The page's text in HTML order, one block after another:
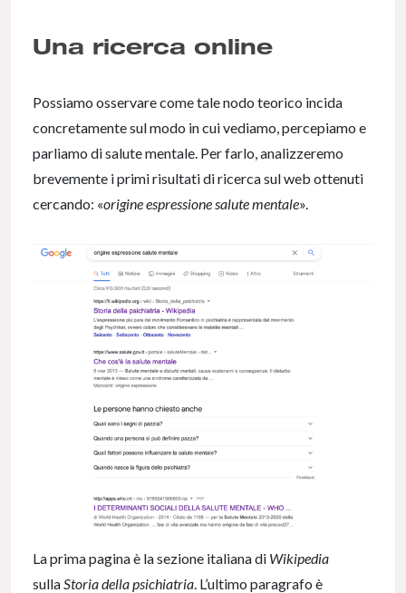
Una ricerca online
Possiamo osservare come tale nodo teorico incida
concretamente sul modo in cui vediamo, percepiamo e
parliamo di salute mentale. Per farlo, analizzeremo
brevemente i primi risultati di ricerca sul web ottenuti
cercando: «origine espressione salute mentale».
La prima pagina è la sezione italiana di Wikipedia
sullaStoria della psichiatria. L’ultimo paragrafo è